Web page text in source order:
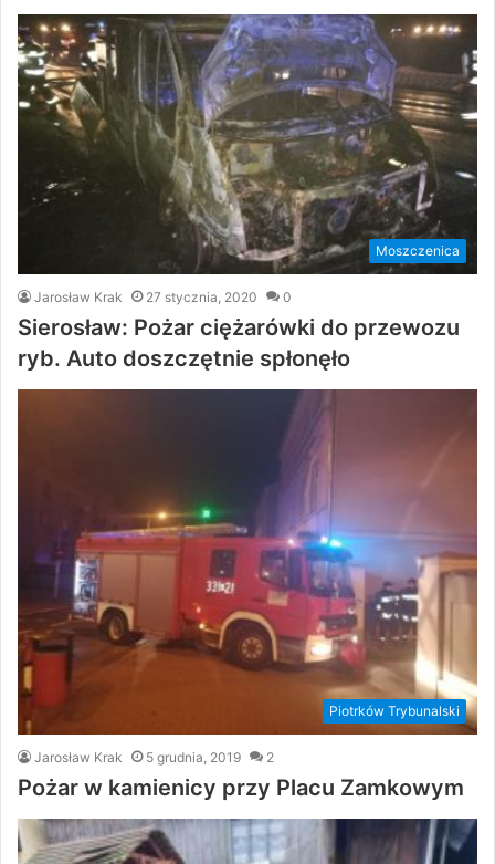
Moszczenica
Jarosław Krak 27 stycznia, 2020 0
Sierosław: Pożar ciężarówki do przewozu
ryb. Auto doszczętnie spłonęło
Piotrków Trybunalski
Jarosław Krak 5 grudnia, 2019 2
Pożar w kamienicy przy Placu Zamkowym